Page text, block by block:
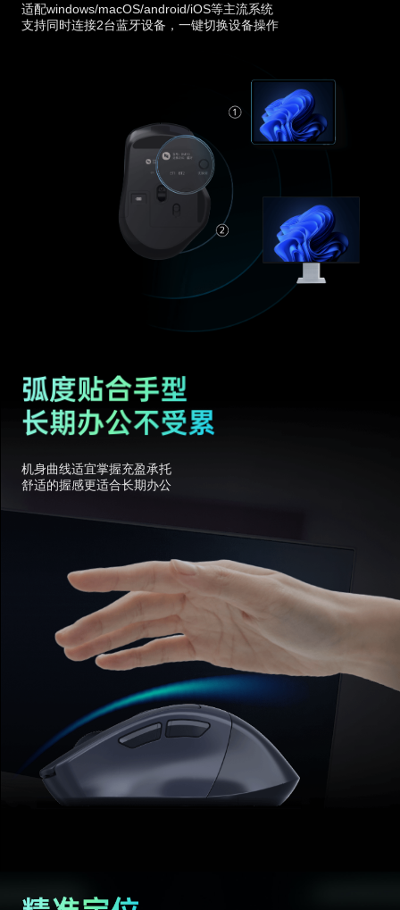
适配windows/macOS/android/iOS等主流系统
支持同时连接2台蓝牙设备，一键切换设备操作
机身曲线适宜掌握充盈承托
舒适的握感更适合长期办公